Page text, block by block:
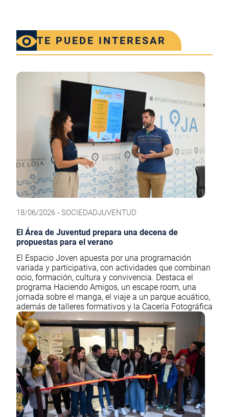
TE PUEDE INTERESAR
18/06/2026 - SOCIEDADJUVENTUD
El Área de Juventud prepara una decena de
propuestas para el verano
El Espacio Joven apuesta por una programación
variada y participativa, con actividades que combinan
ocio, formación, cultura y convivencia. Destaca el
programa Haciendo Amigos, un escape room, una
jornada sobre el manga, el viaje a un parque acuático,
además de talleres formativos y la Cacería Fotográfica